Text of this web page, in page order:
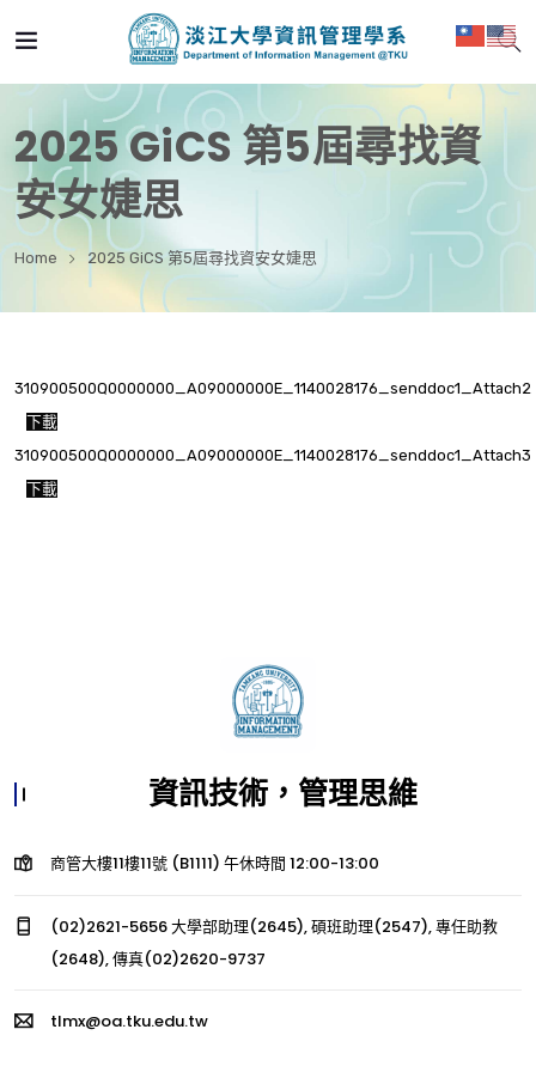
2025 GiCS 第5屆尋找資
安女婕思
Home 2025 GiCS 第5屆尋找資安女婕思
310900500Q0000000_A09000000E_1140028176_senddoc1_Attach2
下載
310900500Q0000000_A09000000E_1140028176_senddoc1_Attach3
下載
資訊技術，管理思維
商管大樓11樓11號 (B1111) 午休時間 12:00-13:00
(02)2621-5656 大學部助理(2645), 碩班助理(2547), 專任助教
(2648), 傳真(02)2620-9737
tlmx@oa.tku.edu.tw